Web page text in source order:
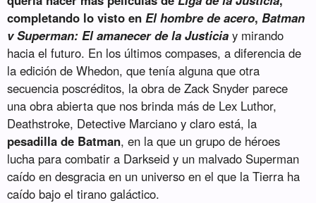
completando lo visto en El hombre de acero, Batman
v Superman: El amanecer de la Justicia y mirando
hacia el futuro. En los últimos compases, a diferencia de
la edición de Whedon, que tenía alguna que otra
secuencia poscréditos, la obra de Zack Snyder parece
una obra abierta que nos brinda más de Lex Luthor,
Deathstroke, Detective Marciano y claro está, la
pesadilla de Batman, en la que un grupo de héroes
lucha para combatir a Darkseid y un malvado Superman
caído en desgracia en un universo en el que la Tierra ha
caído bajo el tirano galáctico.